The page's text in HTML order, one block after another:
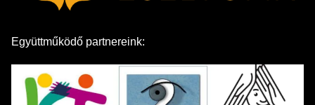
Együttműködő partnereink: